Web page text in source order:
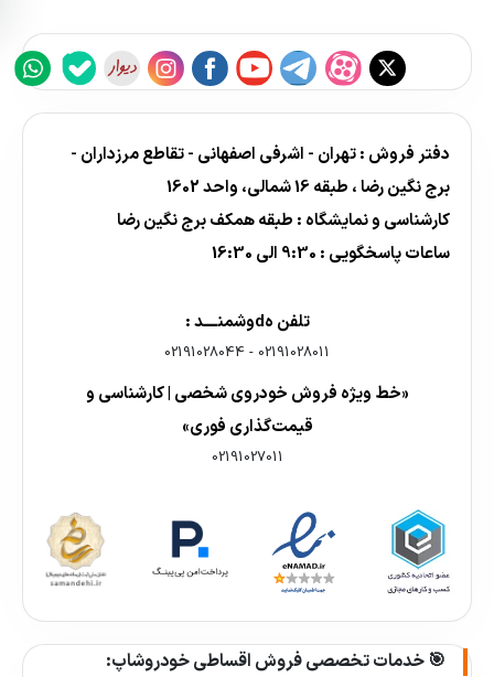
دفتر فروش : تهران - اشرفی اصفهانی - تقاطع مرزداران -
برج نگین رضا ، طبقه 16 شمالی، واحد 1602
کارشناسی و نمایشگاه : طبقه همکف برج نگین رضا
ساعات پاسخگویی : 9:30 الی 16:30
تلفن هdوشمنــــد :
02191028011
-
02191028044
«خط ویژه فروش خودروی شخصی | کارشناسی و
قیمت‌گذاری فوری»
02191027011
🎯 خدمات تخصصی فروش اقساطی خودروشاپ: